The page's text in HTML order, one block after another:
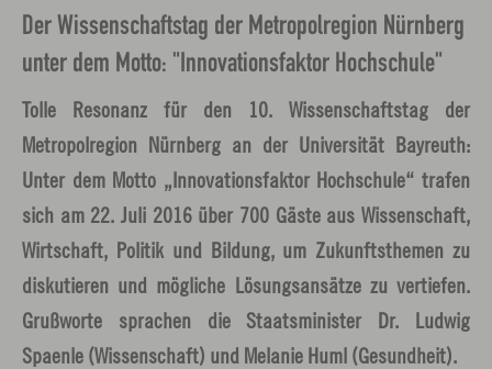
Der Wissenschaftstag der Metropolregion Nürnberg
unter dem Motto: "Innovationsfaktor Hochschule"
Tolle Resonanz für den 10. Wissenschaftstag der
Metropolregion Nürnberg an der Universität Bayreuth:
Unter dem Motto „Innovationsfaktor Hochschule“ trafen
sich am 22. Juli 2016 über 700 Gäste aus Wissenschaft,
Wirtschaft, Politik und Bildung, um Zukunftsthemen zu
diskutieren und mögliche Lösungsansätze zu vertiefen.
Grußworte sprachen die Staatsminister Dr. Ludwig
Spaenle (Wissenschaft) und Melanie Huml (Gesundheit).